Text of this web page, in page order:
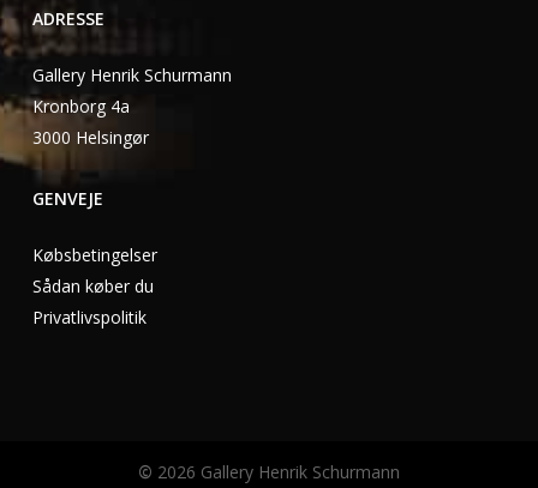
ADRESSE
Gallery Henrik Schurmann
Kronborg 4a
3000 Helsingør
GENVEJE
Købsbetingelser
Sådan køber du
Privatlivspolitik
© 2026 Gallery Henrik Schurmann